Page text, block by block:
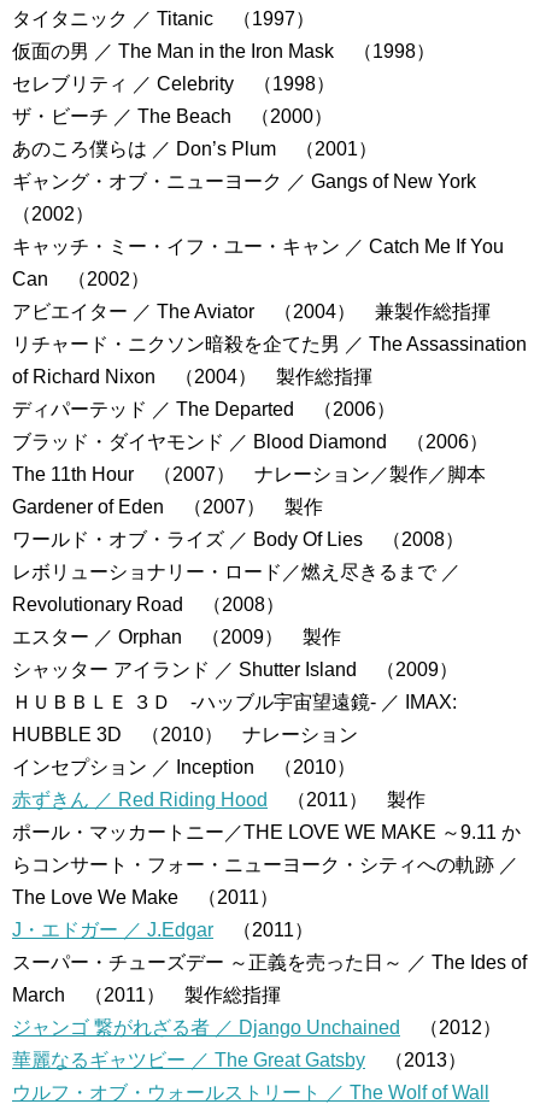
タイタニック ／ Titanic （1997）
仮面の男 ／ The Man in the Iron Mask （1998）
セレブリティ ／ Celebrity （1998）
ザ・ビーチ ／ The Beach （2000）
あのころ僕らは ／ Don’s Plum （2001）
ギャング・オブ・ニューヨーク ／ Gangs of New York
（2002）
キャッチ・ミー・イフ・ユー・キャン ／ Catch Me If You
Can （2002）
アビエイター ／ The Aviator （2004） 兼製作総指揮
リチャード・ニクソン暗殺を企てた男 ／ The Assassination
of Richard Nixon （2004） 製作総指揮
ディパーテッド ／ The Departed （2006）
ブラッド・ダイヤモンド ／ Blood Diamond （2006）
The 11th Hour （2007） ナレーション／製作／脚本
Gardener of Eden （2007） 製作
ワールド・オブ・ライズ ／ Body Of Lies （2008）
レボリューショナリー・ロード／燃え尽きるまで ／
Revolutionary Road （2008）
エスター ／ Orphan （2009） 製作
シャッター アイランド ／ Shutter Island （2009）
ＨＵＢＢＬＥ ３Ｄ -ハッブル宇宙望遠鏡- ／ IMAX:
HUBBLE 3D （2010） ナレーション
インセプション ／ Inception （2010）
赤ずきん ／ Red Riding Hood
（2011） 製作
ポール・マッカートニー／THE LOVE WE MAKE ～9.11 か
らコンサート・フォー・ニューヨーク・シティへの軌跡 ／
The Love We Make （2011）
J・エドガー ／ J.Edgar （2011）
スーパー・チューズデー ～正義を売った日～ ／ The Ides of
March （2011） 製作総指揮
ジャンゴ 繋がれざる者 ／ Django Unchained
（2012）
華麗なるギャツビー ／ The Great Gatsby （2013）
ウルフ・オブ・ウォールストリート ／ The Wolf of Wall